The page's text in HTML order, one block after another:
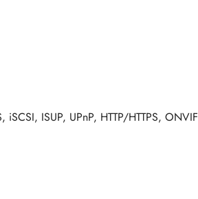
ISUP, UPnP, HTTP/HTTPS, ONVIF